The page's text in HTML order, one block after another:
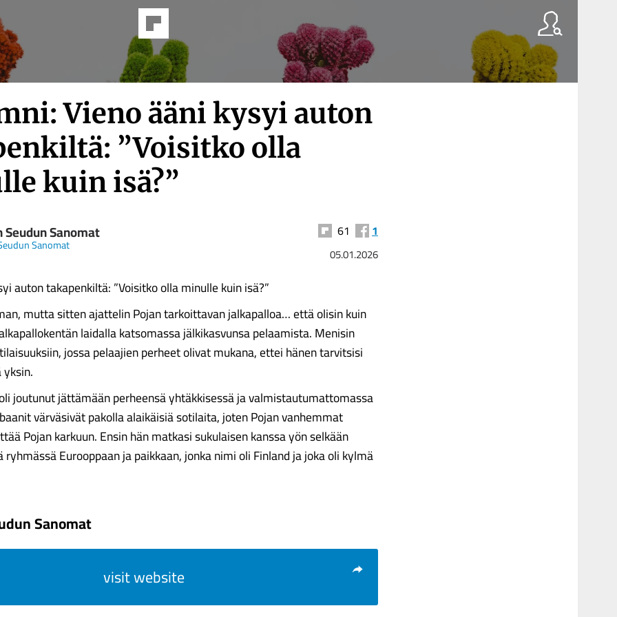
Vieno ääni kysyi auton
”Voisitko olla
kuin isä?”
Seudun Sanomat
Sanomat
61 1
05.01.2026
auton takapenkiltä: ”Voisitko olla minulle kuin isä?”
mutta sitten ajattelin Pojan tarkoittavan jalkapalloa… että olisin kuin
laidalla katsomassa jälkikasvunsa pelaamista. Menisin
jossa pelaajien perheet olivat mukana, ettei hänen tarvitsisi
joutunut jättämään perheensä yhtäkkisessä ja valmistautumattomassa
värväsivät pakolla alaikäisiä sotilaita, joten Pojan vanhemmat
Pojan karkuun. Ensin hän matkasi sukulaisen kanssa yön selkään
ryhmässä Eurooppaan ja paikkaan, jonka nimi oli Finland ja joka oli kylmä
Sanomat
visit website